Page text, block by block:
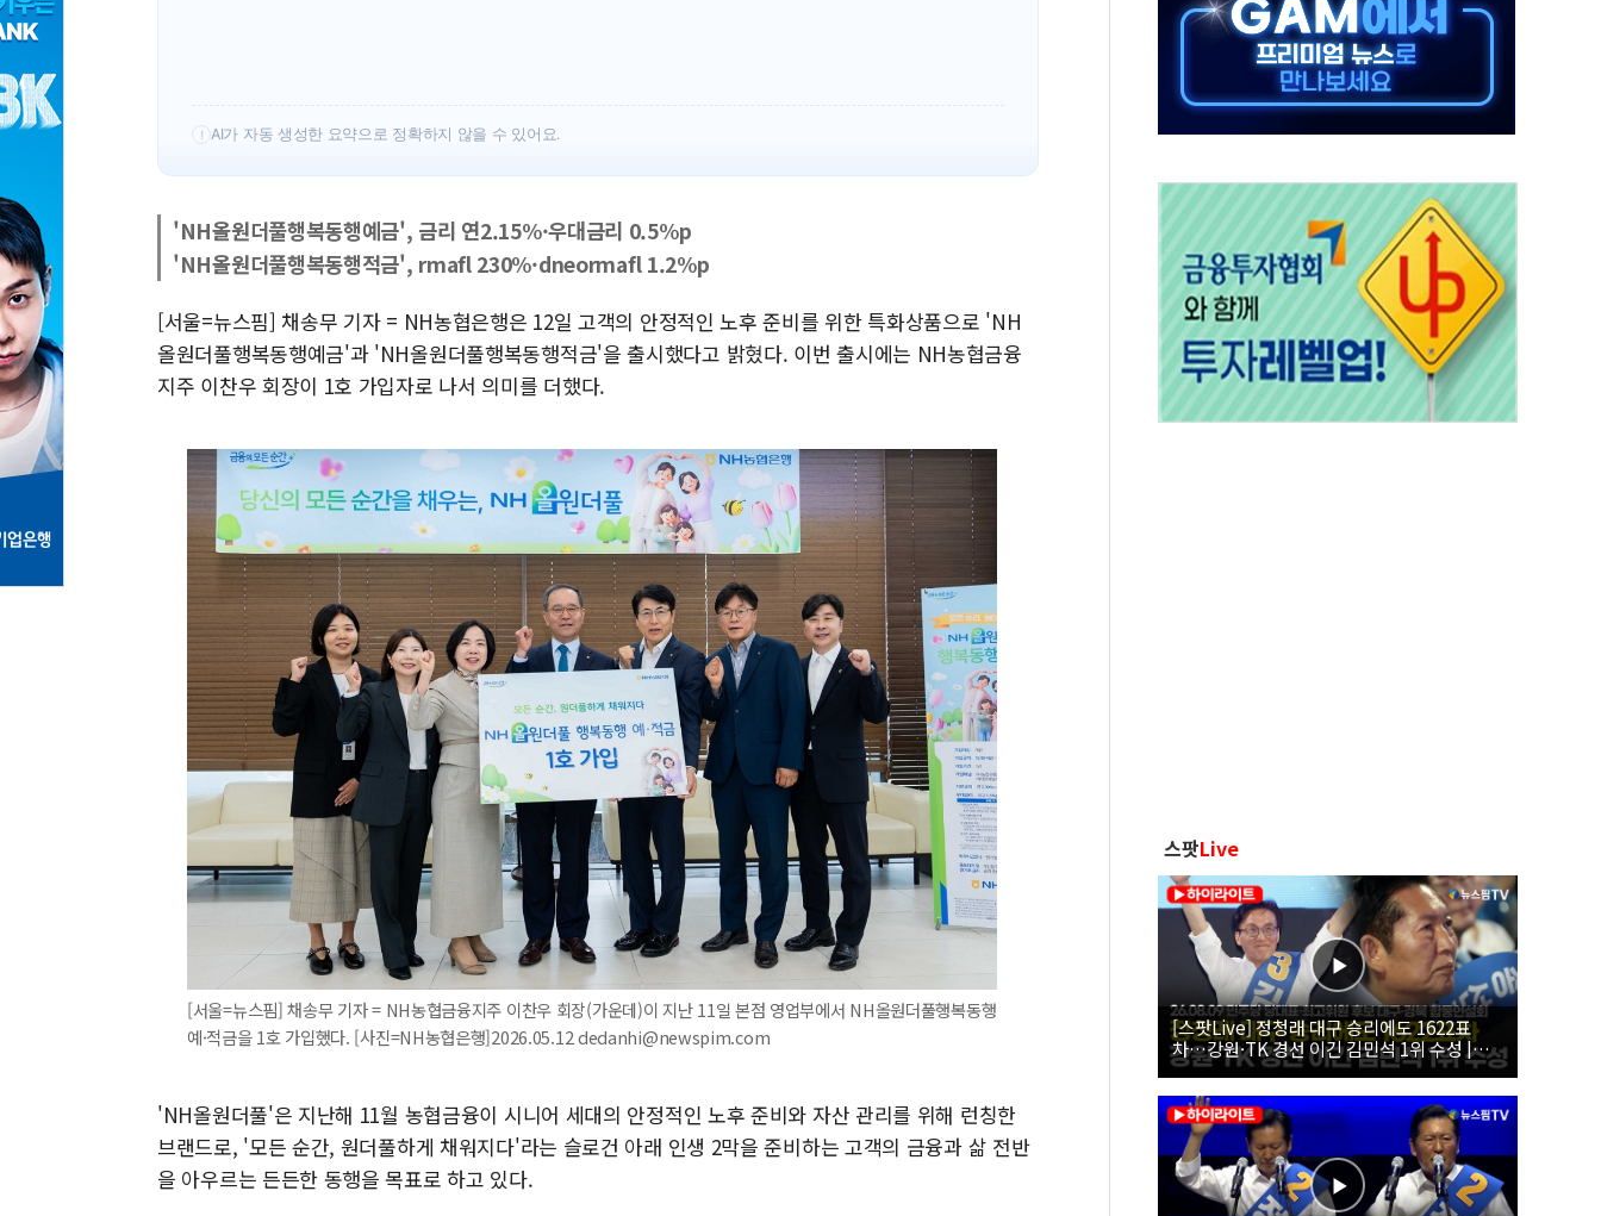
홈플러스發 대형마트 판매, 역대 최대폭 감소한 9.4%↓…유통업계 양극화 심화
윤준병·이해민 의원, '정부 특사'로 콜롬비아 대통령 취임식 참석
'호우·산사태 주의보' 울진 시간당 30mm 강한 비...호우 피해 없어
여야, 황희 '버스 하우스' 공방…野 "청년 우롱 기괴" vs 與 "송구한 해프닝"
! AI가 자동 생성한 요약으로 정확하지 않을 수 있어요.
'NH올원더풀행복동행예금', 금리 연2.15%·우대금리 0.5%p
'NH올원더풀행복동행적금', rmafl 230%·dneormafl 1.2%p
[서울=뉴스핌] 채송무 기자 = NH농협은행은 12일 고객의 안정적인 노후 준비를 위한 특화상품으로 'NH
올원더풀행복동행예금'과 'NH올원더풀행복동행적금'을 출시했다고 밝혔다. 이번 출시에는 NH농협금융
지주 이찬우 회장이 1호 가입자로 나서 의미를 더했다.
[서울=뉴스핌] 채송무 기자 = NH농협금융지주 이찬우 회장(가운데)이 지난 11일 본점 영업부에서 NH올원더풀행복동행
예·적금을 1호 가입했다. [사진=NH농협은행]2026.05.12 dedanhi@newspim.com
'NH올원더풀'은 지난해 11월 농협금융이 시니어 세대의 안정적인 노후 준비와 자산 관리를 위해 런칭한
브랜드로, '모든 순간, 원더풀하게 채워지다'라는 슬로건 아래 인생 2막을 준비하는 고객의 금융과 삶 전반
을 아우르는 든든한 동행을 목표로 하고 있다.
스팟Live
[스팟Live] 정청래 대구 승리에도 1622표
차…강원·TK 경선 이긴 김민석 1위 수성 |
26.08.09 더불어민주당 당대표·최고위원 후
보 대구·경북 합동연설회